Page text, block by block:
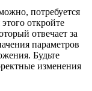
потребуется
откройте
отвечает за
параметров
Будьте
изменения